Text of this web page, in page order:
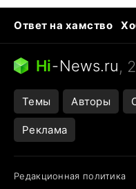
Ответ на хамство
Бензин 100 и 95
Следующая пандемия
Hi-News.ru,
Темы Авторы
Реклама
Редакционная политика